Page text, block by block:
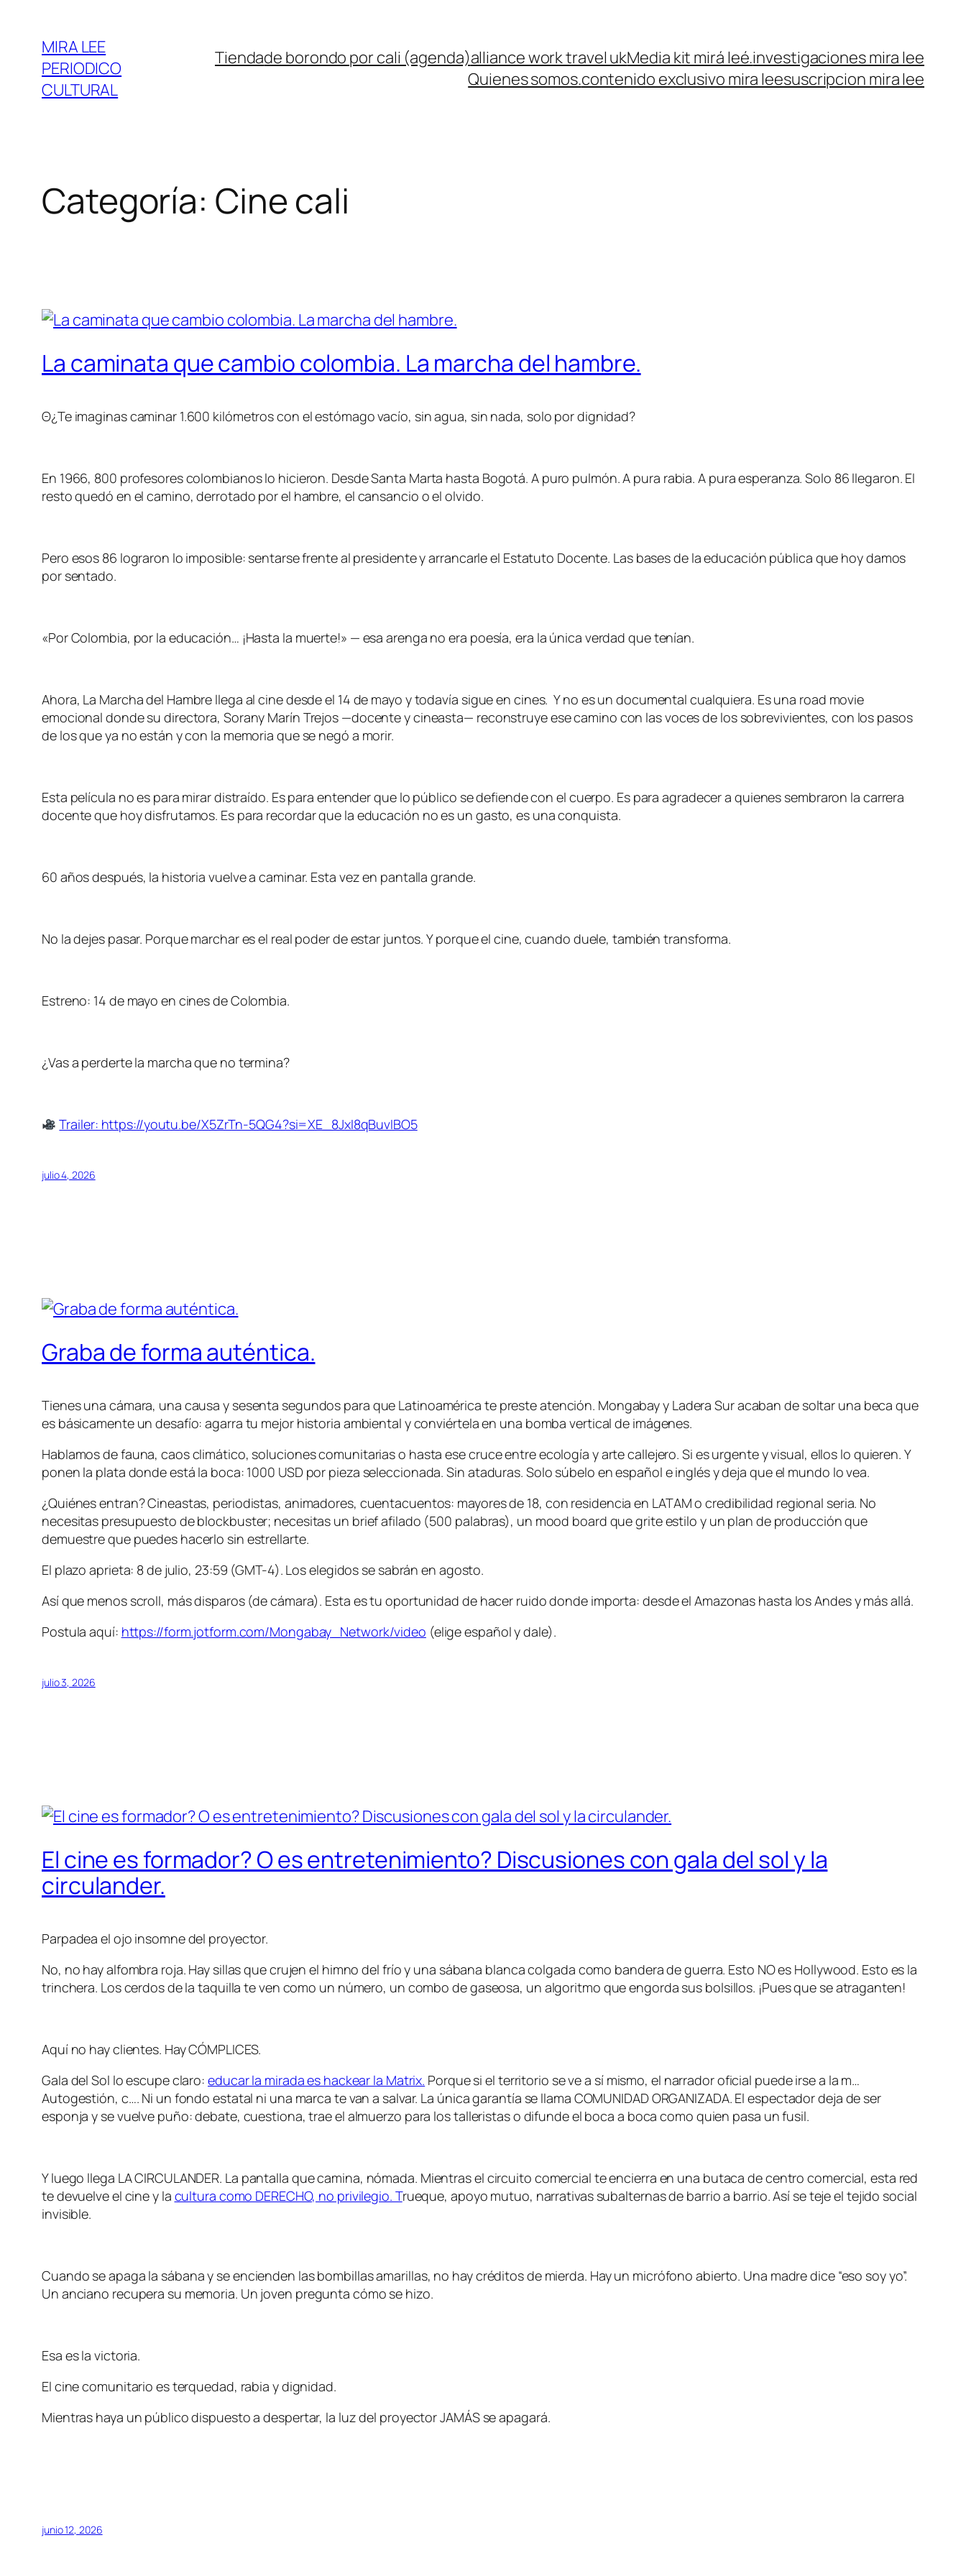
contenido
MIRA LEE
PERIODICO
CULTURAL
Tiendade borondo por cali (agenda)alliance work travel ukMedia kit mirá leé.investigaciones mira lee
Quienes somos.contenido exclusivo mira leesuscripcion mira lee
Categoría: Cine cali
La caminata que cambio colombia. La marcha del hambre.
Θ¿Te imaginas caminar 1.600 kilómetros con el estómago vacío, sin agua, sin nada, solo por dignidad?
En 1966, 800 profesores colombianos lo hicieron. Desde Santa Marta hasta Bogotá. A puro pulmón. A pura rabia. A pura esperanza. Solo 86 llegaron. El
resto quedó en el camino, derrotado por el hambre, el cansancio o el olvido.
Pero esos 86 lograron lo imposible: sentarse frente al presidente y arrancarle el Estatuto Docente. Las bases de la educación pública que hoy damos
por sentado.
«Por Colombia, por la educación… ¡Hasta la muerte!» — esa arenga no era poesía, era la única verdad que tenían.
Ahora, La Marcha del Hambre llega al cine desde el 14 de mayo y todavía sigue en cines. Y no es un documental cualquiera. Es una road movie
emocional donde su directora, Sorany Marín Trejos —docente y cineasta— reconstruye ese camino con las voces de los sobrevivientes, con los pasos
de los que ya no están y con la memoria que se negó a morir.
Esta película no es para mirar distraído. Es para entender que lo público se defiende con el cuerpo. Es para agradecer a quienes sembraron la carrera
docente que hoy disfrutamos. Es para recordar que la educación no es un gasto, es una conquista.
60 años después, la historia vuelve a caminar. Esta vez en pantalla grande.
No la dejes pasar. Porque marchar es el real poder de estar juntos. Y porque el cine, cuando duele, también transforma.
Estreno: 14 de mayo en cines de Colombia.
¿Vas a perderte la marcha que no termina?
Trailer: https://youtu.be/X5ZrTn-5QG4?si=XE_8JxI8qBuvIBO5
julio 4, 2026
Graba de forma auténtica.
Tienes una cámara, una causa y sesenta segundos para que Latinoamérica te preste atención. Mongabay y Ladera Sur acaban de soltar una beca que
es básicamente un desafío: agarra tu mejor historia ambiental y conviértela en una bomba vertical de imágenes.
Hablamos de fauna, caos climático, soluciones comunitarias o hasta ese cruce entre ecología y arte callejero. Si es urgente y visual, ellos lo quieren. Y
ponen la plata donde está la boca: 1000 USD por pieza seleccionada. Sin ataduras. Solo súbelo en español e inglés y deja que el mundo lo vea.
¿Quiénes entran? Cineastas, periodistas, animadores, cuentacuentos: mayores de 18, con residencia en LATAM o credibilidad regional seria. No
necesitas presupuesto de blockbuster; necesitas un brief afilado (500 palabras), un mood board que grite estilo y un plan de producción que
demuestre que puedes hacerlo sin estrellarte.
El plazo aprieta: 8 de julio, 23:59 (GMT-4). Los elegidos se sabrán en agosto.
Así que menos scroll, más disparos (de cámara). Esta es tu oportunidad de hacer ruido donde importa: desde el Amazonas hasta los Andes y más allá.
Postula aquí: https://form.jotform.com/Mongabay_Network/video (elige español y dale).
julio 3, 2026
El cine es formador? O es entretenimiento? Discusiones con gala del sol y la
circulander.
Parpadea el ojo insomne del proyector.
No, no hay alfombra roja. Hay sillas que crujen el himno del frío y una sábana blanca colgada como bandera de guerra. Esto NO es Hollywood. Esto es la
trinchera. Los cerdos de la taquilla te ven como un número, un combo de gaseosa, un algoritmo que engorda sus bolsillos. ¡Pues que se atraganten!
Aquí no hay clientes. Hay CÓMPLICES.
Gala del Sol lo escupe claro: educar la mirada es hackear la Matrix. Porque si el territorio se ve a sí mismo, el narrador oficial puede irse a la m…
Autogestión, c…. Ni un fondo estatal ni una marca te van a salvar. La única garantía se llama COMUNIDAD ORGANIZADA. El espectador deja de ser
esponja y se vuelve puño: debate, cuestiona, trae el almuerzo para los talleristas o difunde el boca a boca como quien pasa un fusil.
Y luego llega LA CIRCULANDER. La pantalla que camina, nómada. Mientras el circuito comercial te encierra en una butaca de centro comercial, esta red
te devuelve el cine y la cultura como DERECHO, no privilegio. Trueque, apoyo mutuo, narrativas subalternas de barrio a barrio. Así se teje el tejido social
invisible.
Cuando se apaga la sábana y se encienden las bombillas amarillas, no hay créditos de mierda. Hay un micrófono abierto. Una madre dice “eso soy yo”.
Un anciano recupera su memoria. Un joven pregunta cómo se hizo.
Esa es la victoria.
El cine comunitario es terquedad, rabia y dignidad.
Mientras haya un público dispuesto a despertar, la luz del proyector JAMÁS se apagará.
junio 12, 2026